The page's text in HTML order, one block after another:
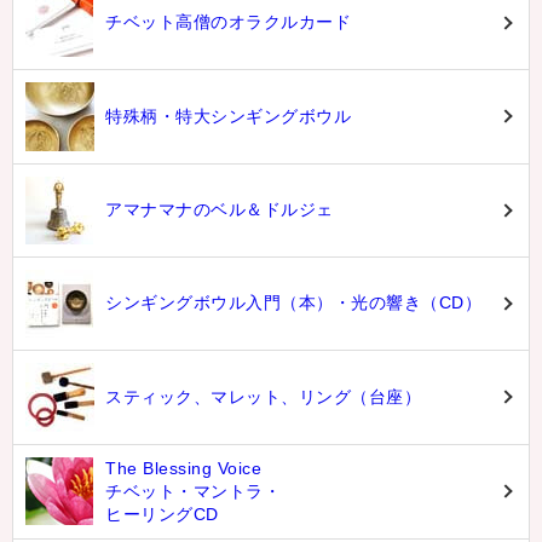
チベット高僧のオラクルカード
特殊柄・特大シンギングボウル
アマナマナのベル＆ドルジェ
シンギングボウル入門（本）・光の響き（CD）
スティック、マレット、リング（台座）
The Blessing Voice
チベット・マントラ・
ヒーリングCD